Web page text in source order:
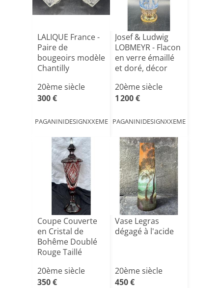
LALIQUE France -
Paire de
bougeoirs modèle
Chantilly
20ème siècle
300 €
PAGANINIDESIGNXXEME
Josef & Ludwig
LOBMEYR - Flacon
en verre émaillé
et doré, décor
20ème siècle
1 200 €
PAGANINIDESIGNXXEME
Coupe Couverte
en Cristal de
Bohême Doublé
Rouge Taillé
20ème siècle
350 €
Vase Legras
dégagé à l'acide
20ème siècle
450 €